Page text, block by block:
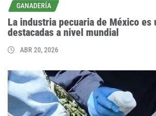
GANADERÍA
La industria pecuaria de México es
destacadas a nivel mundial
ABR 20, 2026